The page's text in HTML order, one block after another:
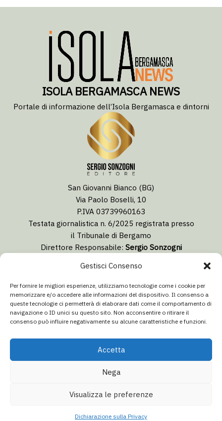
Gestisci Consenso
Per fornire le migliori esperienze, utilizziamo tecnologie come i cookie per
memorizzare e/o accedere alle informazioni del dispositivo. Il consenso a
queste tecnologie ci permetterà di elaborare dati come il comportamento di
navigazione o ID unici su questo sito. Non acconsentire o ritirare il
consenso può influire negativamente su alcune caratteristiche e funzioni.
Accetta
Nega
Visualizza le preferenze
Dichiarazione sulla Privacy
ISOLA BERGAMASCA NEWS
Portale di informazione dell’Isola Bergamasca e dintorni
San Giovanni Bianco (BG)
Via Paolo Boselli, 10
P.IVA 03739960163
Testata giornalistica n. 6/2025 registrata presso
il Tribunale di Bergamo
Direttore Responsabile: Sergio Sonzogni
redazione@isolabergamascanews.it
info@italiacommunication.com
Telefono: 0345 41834
© 2026 Isola Bergamasca News - Tutti i diritti riservati
Redazione / Chi siamo